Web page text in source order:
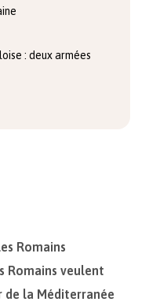
: deux armées
Romains
Romains veulent
la Méditerranée